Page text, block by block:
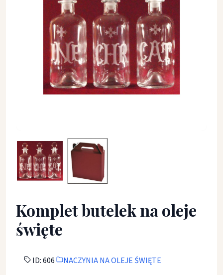
Komplet butelek na oleje święte - NACZYNIA NA OLEJE
Komplet butelek na oleje
święte
ID: 606 NACZYNIA NA OLEJE ŚWIĘTE